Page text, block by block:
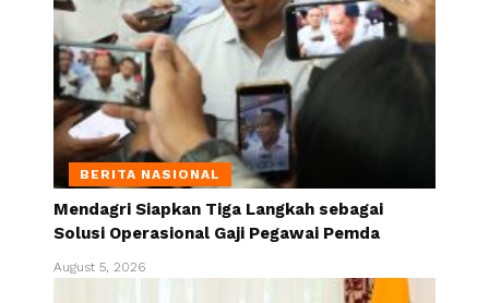
BERITA NASIONAL
Mendagri Siapkan Tiga Langkah sebagai
Solusi Operasional Gaji Pegawai Pemda
August 5, 2026